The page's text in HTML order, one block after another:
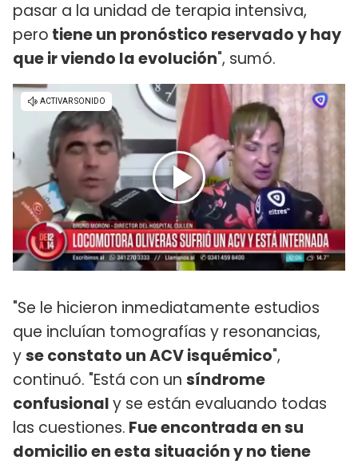
pasar a la unidad de terapia intensiva,
pero tiene un pronóstico reservado y hay
que ir viendo la evolución", sumó.
"Se le hicieron inmediatamente estudios
que incluían tomografías y resonancias,
yse constato un ACV isquémico",
continuó. "Está con un síndrome
confusionaly se están evaluando todas
las cuestiones. Fue encontrada en su
domicilio en esta situación y no tiene